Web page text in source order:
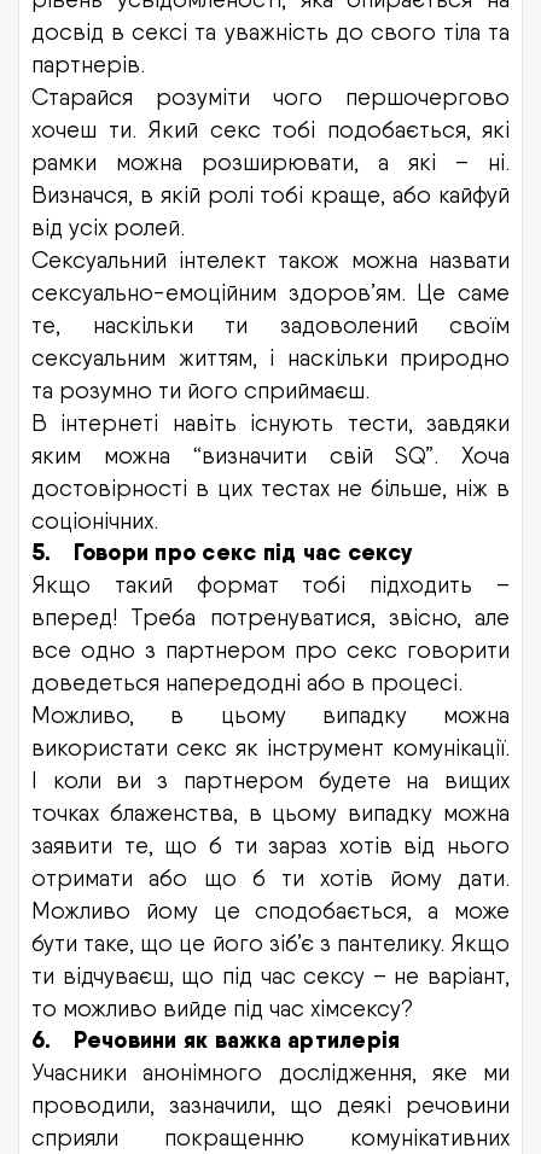
досвід в сексі та уважність до свого тіла та
партнерів.
Старайся розуміти чого першочергово
хочеш ти. Який секс тобі подобається, які
рамки можна розширювати, а які – ні.
Визначся, в якій ролі тобі краще, або кайфуй
від усіх ролей.
Сексуальний інтелект також можна назвати
сексуально-емоційним здоров’ям. Це саме
те, наскільки ти задоволений своїм
сексуальним життям, і наскільки природно
та розумно ти його сприймаєш.
В інтернеті навіть існують тести, завдяки
яким можна “визначити свій SQ”. Хоча
достовірності в цих тестах не більше, ніж в
соціонічних.
5. Говори про секс під час сексу
Якщо такий формат тобі підходить –
вперед! Треба потренуватися, звісно, але
все одно з партнером про секс говорити
доведеться напередодні або в процесі.
Можливо, в цьому випадку можна
використати секс як інструмент комунікації.
І коли ви з партнером будете на вищих
точках блаженства, в цьому випадку можна
заявити те, що б ти зараз хотів від нього
отримати або що б ти хотів йому дати.
Можливо йому це сподобається, а може
бути таке, що це його зіб’є з пантелику. Якщо
ти відчуваєш, що під час сексу – не варіант,
то можливо вийде під час хімсексу?
6. Речовини як важка артилерія
Учасники анонімного дослідження, яке ми
проводили, зазначили, що деякі речовини
сприяли покращенню комунікативних